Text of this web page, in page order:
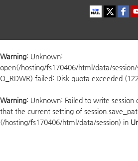
Warning: Unknown:
open(/hosting/fs170406/html/data/
O_RDWR) failed: Disk quota exceeded
Warning: Unknown: Failed to write session
that the current setting of
(/hosting/fs170406/html/data/session) in